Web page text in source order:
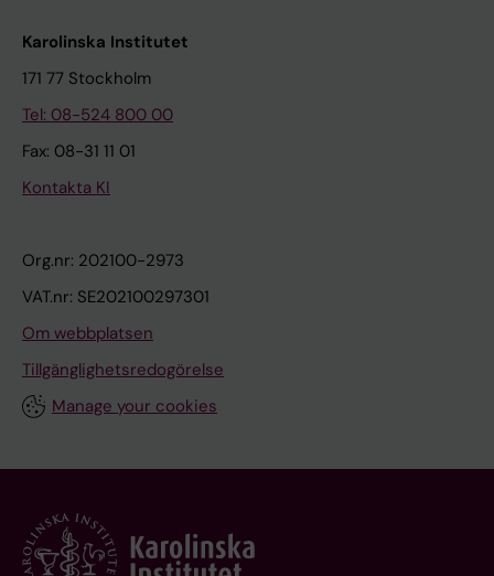
Karolinska Institutet
171 77 Stockholm
Tel: 08-524 800 00
Fax: 08-31 11 01
Kontakta KI
Org.nr: 202100-2973
VAT.nr: SE202100297301
Om webbplatsen
Tillgänglighetsredogörelse
Manage your cookies